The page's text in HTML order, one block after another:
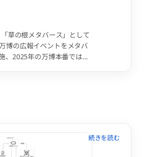
草の根メタバース」として
博の広報イベントをメタバ
、2025年の万博本番では
加できない人々にも万博を
提供し、「誰一人取り残さ
理念を草の根的に体現しま